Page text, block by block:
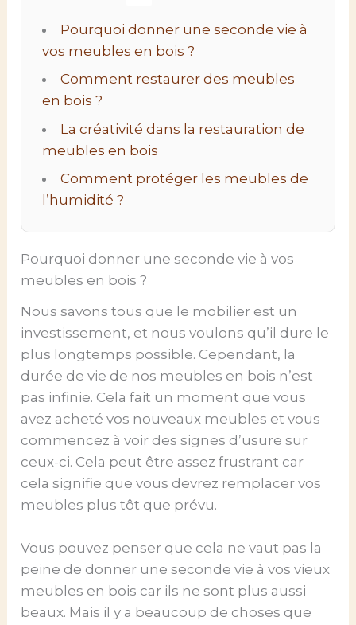
Pourquoi donner une seconde vie à
vos meubles en bois ?
Comment restaurer des meubles
en bois ?
La créativité dans la restauration de
meubles en bois
Comment protéger les meubles de
l’humidité ?
Pourquoi donner une seconde vie à vos
meubles en bois ?
Nous savons tous que le mobilier est un
investissement, et nous voulons qu’il dure le
plus longtemps possible. Cependant, la
durée de vie de nos meubles en bois n’est
pas infinie. Cela fait un moment que vous
avez acheté vos nouveaux meubles et vous
commencez à voir des signes d’usure sur
ceux-ci. Cela peut être assez frustrant car
cela signifie que vous devrez remplacer vos
meubles plus tôt que prévu.
Vous pouvez penser que cela ne vaut pas la
peine de donner une seconde vie à vos vieux
meubles en bois car ils ne sont plus aussi
beaux. Mais il y a beaucoup de choses que